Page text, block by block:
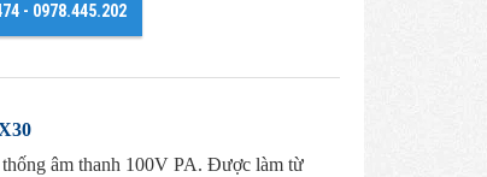
- 0978.445.202
âm thanh 100V PA. Được làm từ